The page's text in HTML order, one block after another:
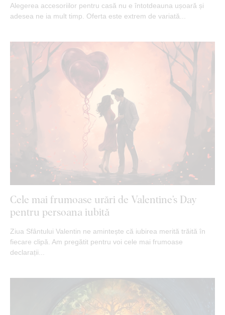
Alegerea accesoriilor pentru casă nu e întotdeauna ușoară și
adesea ne ia mult timp. Oferta este extrem de variată...
Cele mai frumoase urări de Valentine’s Day
pentru persoana iubită
Ziua Sfântului Valentin ne amintește că iubirea merită trăită în
fiecare clipă. Am pregătit pentru voi cele mai frumoase
declarații...